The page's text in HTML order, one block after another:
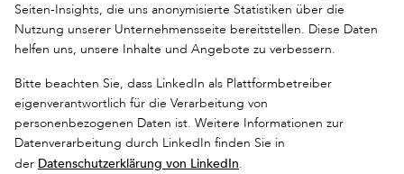
Seiten-Insights, die uns anonymisierte Statistiken über die
Nutzung unserer Unternehmensseite bereitstellen. Diese Daten
helfen uns, unsere Inhalte und Angebote zu verbessern.
Bitte beachten Sie, dass LinkedIn als Plattformbetreiber
eigenverantwortlich für die Verarbeitung von
personenbezogenen Daten ist. Weitere Informationen zur
Datenverarbeitung durch LinkedIn finden Sie in
der Datenschutzerklärung von LinkedIn.